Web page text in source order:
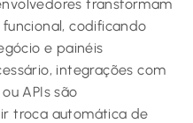
transformam
codificando
e painéis
integrações com
APIs são
troca automática de